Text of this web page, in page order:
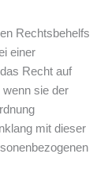
Rechtsbehelfs
einer
Recht auf
sie der
mit dieser